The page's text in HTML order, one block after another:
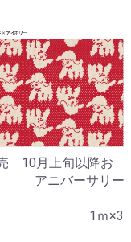
10月上旬以降お
ニバーサリー
1ｍ×3